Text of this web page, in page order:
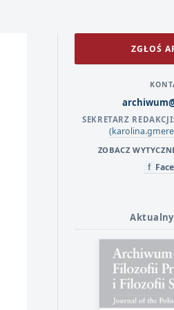
ZGŁOŚ
SEKRETARZ REDAKCJI:
ZOBACZ
f